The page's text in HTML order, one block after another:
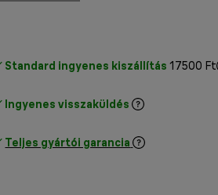
Standard ingyenes kiszállítás 17500 Ft
Ingyenes visszaküldés
Teljes gyártói garancia